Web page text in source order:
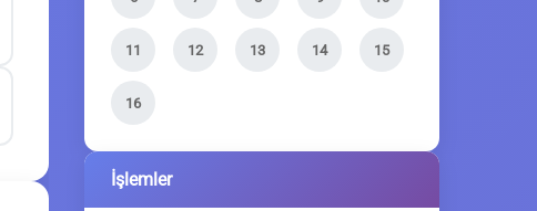
11 12 13 14 15
16
İşlemler